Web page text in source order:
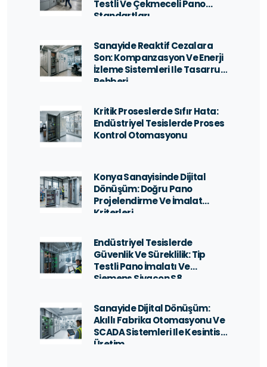
Testli Ve Çekmeceli Pano
Standartları
Sanayide Reaktif Cezalara
Son: Kompanzasyon Ve Enerji
İzleme Sistemleri Ile Tasarruf
Rehberi
Kritik Proseslerde Sıfır Hata:
Endüstriyel Tesislerde Proses
Kontrol Otomasyonu
Konya Sanayisinde Dijital
Dönüşüm: Doğru Pano
Projelendirme Ve İmalat
Kriterleri
Endüstriyel Tesislerde
Güvenlik Ve Süreklilik: Tip
Testli Pano İmalatı Ve
Siemens Sivacon S8
Sanayide Dijital Dönüşüm:
Akıllı Fabrika Otomasyonu Ve
SCADA Sistemleri Ile Kesintisiz
Üretim